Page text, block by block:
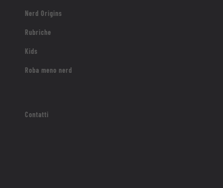
Nerd Origins
Rubriche
Kids
Roba meno nerd
Contatti